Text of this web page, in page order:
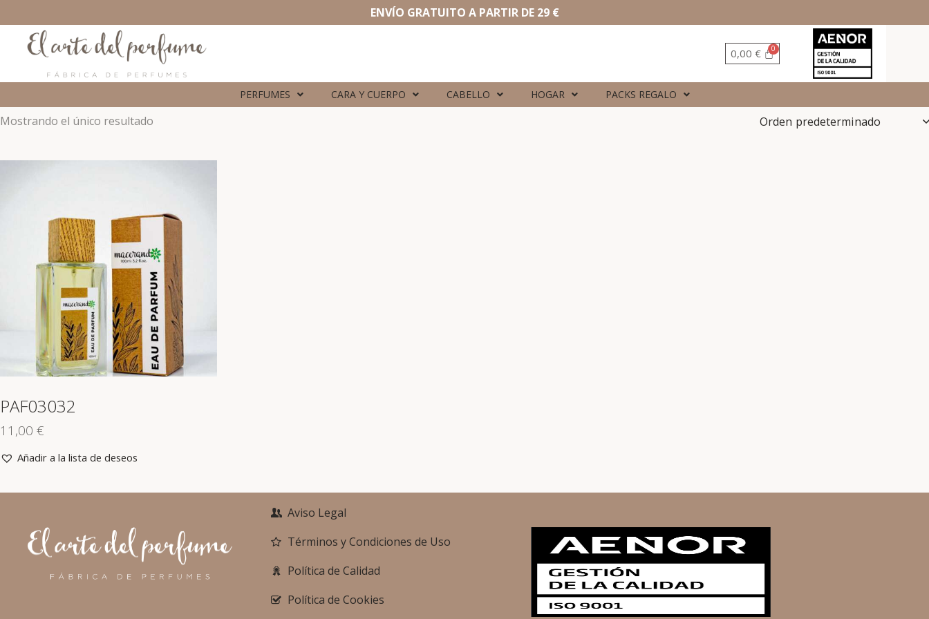
ENVÍO GRATUITO A PARTIR DE 29 €
0,00 €
PERFUMES CARA Y CUERPO CABELLO HOGAR PACKS REGALO
Mostrando el único resultado
PAF03032
11,00 €
Añadir a la lista de deseos
Aviso Legal
Términos y Condiciones de Uso
Política de Calidad
Política de Cookies